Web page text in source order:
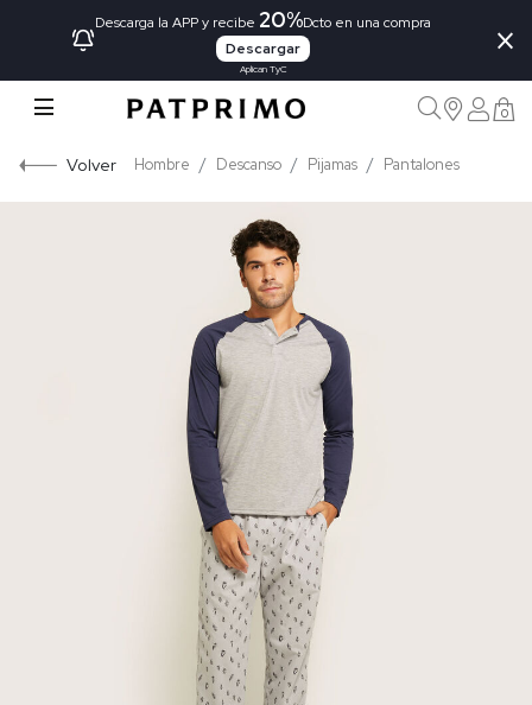
Descarga la APP y recibe 20%Dcto en una compra
Descargar
Aplican TyC
×
0
Volver Hombre Descanso Pijamas Pantalones